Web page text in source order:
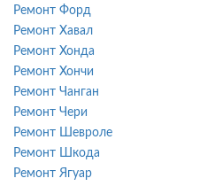
Ремонт Форд
Ремонт Хавал
Ремонт Хонда
Ремонт Хончи
Ремонт Чанган
Ремонт Чери
Ремонт Шевроле
Ремонт Шкода
Ремонт Ягуар